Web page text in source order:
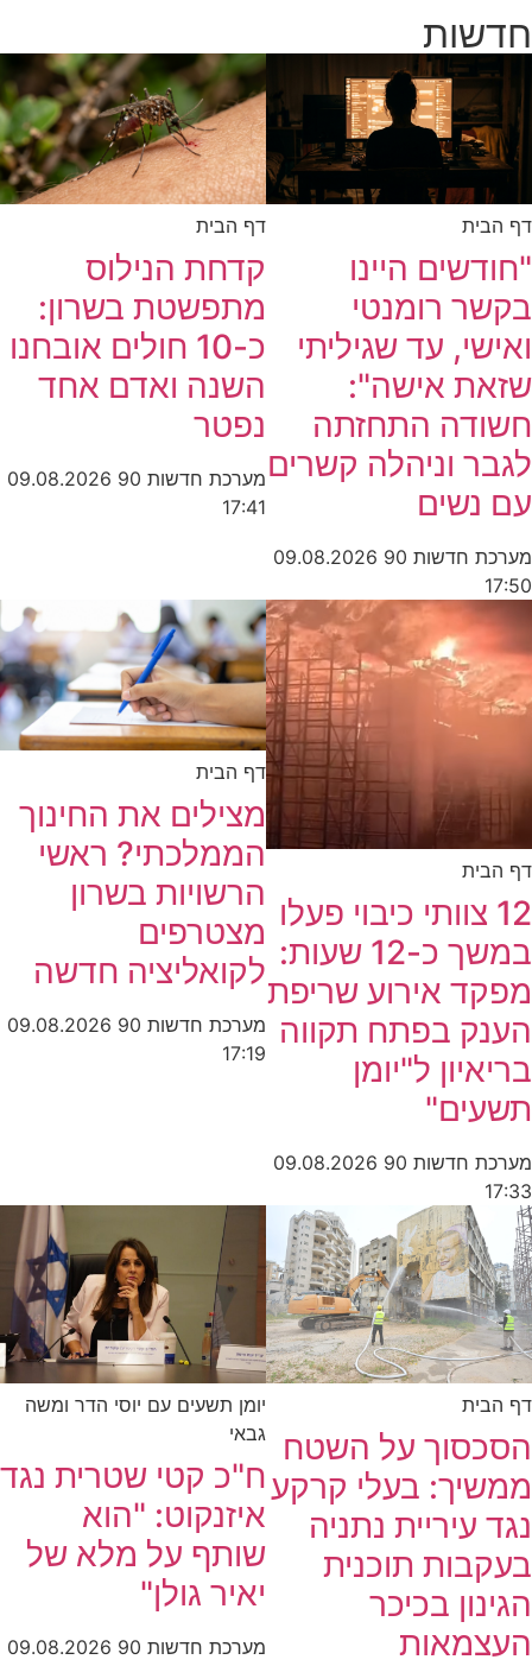
חדשות
דף הבית
"חודשים היינו
בקשר רומנטי
ואישי, עד שגיליתי
שזאת אישה":
חשודה התחזתה
לגבר וניהלה קשרים
עם נשים
מערכת חדשות 90
09.08.2026
17:50
דף הבית
קדחת הנילוס
מתפשטת בשרון:
כ-10 חולים אובחנו
השנה ואדם אחד
נפטר
מערכת חדשות 90
09.08.2026
17:41
דף הבית
12 צוותי כיבוי פעלו
במשך כ-12 שעות:
מפקד אירוע שריפת
הענק בפתח תקווה
בריאיון ל"יומן
תשעים"
מערכת חדשות 90
09.08.2026
17:33
דף הבית
מצילים את החינוך
הממלכתי? ראשי
הרשויות בשרון
מצטרפים
לקואליציה חדשה
מערכת חדשות 90
09.08.2026
17:19
דף הבית
הסכסוך על השטח
ממשיך: בעלי קרקע
נגד עיריית נתניה
בעקבות תוכנית
הגינון בכיכר
העצמאות
יומן תשעים עם יוסי הדר ומשה
גבאי
ח"כ קטי שטרית נגד
איזנקוט: "הוא
שותף על מלא של
יאיר גולן"
מערכת חדשות 90
09.08.2026